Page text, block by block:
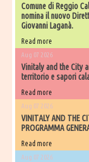
Comune di Reggio
nomina il nuovo
Giovanni Laganà.
Read more
Aug 07 2026
Vinitaly and the City
territorio e sapori
Read more
Aug 07 2026
VINITALY AND THE
PROGRAMMA
Read more
Aug 07 2026